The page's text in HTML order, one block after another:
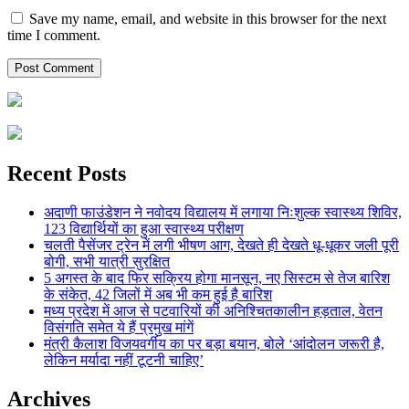
Save my name, email, and website in this browser for the next
time I comment.
Recent Posts
अदाणी फाउंडेशन ने नवोदय विद्यालय में लगाया निःशुल्क स्वास्थ्य शिविर,
123 विद्यार्थियों का हुआ स्वास्थ्य परीक्षण
चलती पैसेंजर ट्रेन में लगी भीषण आग, देखते ही देखते धू-धूकर जली पूरी
बोगी, सभी यात्री सुरक्षित
5 अगस्त के बाद फिर सक्रिय होगा मानसून, नए सिस्टम से तेज बारिश
के संकेत, 42 जिलों में अब भी कम हुई है बारिश
मध्य प्रदेश में आज से पटवारियों की अनिश्चितकालीन हड़ताल, वेतन
विसंगति समेत ये हैं प्रमुख मांगें
मंत्री कैलाश विजयवर्गीय का पर बड़ा बयान, बोले ‘आंदोलन जरूरी है,
लेकिन मर्यादा नहीं टूटनी चाहिए’
Archives